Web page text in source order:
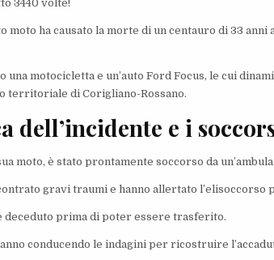
3440 volte!
moto ha causato la morte di un centauro di 33 anni
una motocicletta e un’auto Ford Focus, le cui
territoriale di Corigliano-Rossano.
dell’incidente e i
moto, è stato prontamente soccorso da
gravi traumi e hanno allertato l’elisoccorso
deceduto prima di poter essere trasferito.
conducendo le indagini per ricostruire